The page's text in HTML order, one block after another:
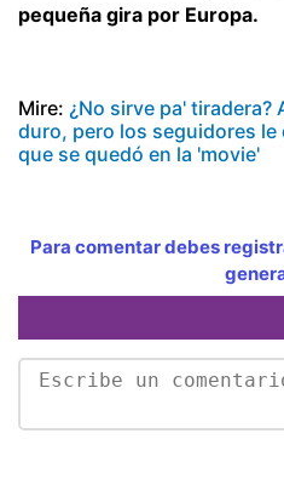
pequeña gira por Europa.
Mire: ¿No sirve pa' tiradera?
duro, pero los seguidores le
que se quedó en la 'movie'
Para comentar debes